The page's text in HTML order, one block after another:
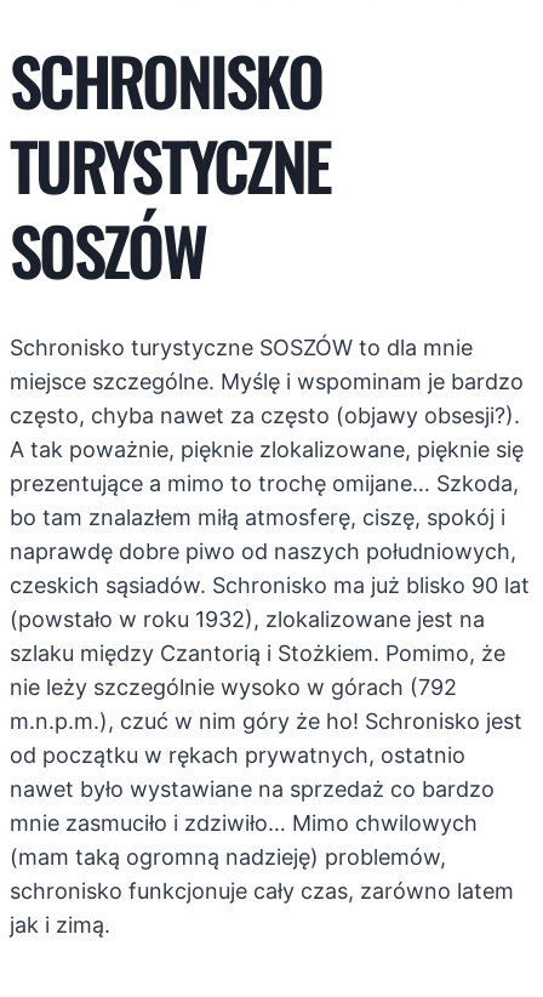
SCHRONISKO
TURYSTYCZNE
SOSZÓW
Schronisko turystyczne SOSZÓW to dla mnie
miejsce szczególne. Myślę i wspominam je bardzo
często, chyba nawet za często (objawy obsesji?).
A tak poważnie, pięknie zlokalizowane, pięknie się
prezentujące a mimo to trochę omijane… Szkoda,
bo tam znalazłem miłą atmosferę, ciszę, spokój i
naprawdę dobre piwo od naszych południowych,
czeskich sąsiadów. Schronisko ma już blisko 90 lat
(powstało w roku 1932), zlokalizowane jest na
szlaku między Czantorią i Stożkiem. Pomimo, że
nie leży szczególnie wysoko w górach (792
m.n.p.m.), czuć w nim góry że ho! Schronisko jest
od początku w rękach prywatnych, ostatnio
nawet było wystawiane na sprzedaż co bardzo
mnie zasmuciło i zdziwiło… Mimo chwilowych
(mam taką ogromną nadzieję) problemów,
schronisko funkcjonuje cały czas, zarówno latem
jak i zimą.